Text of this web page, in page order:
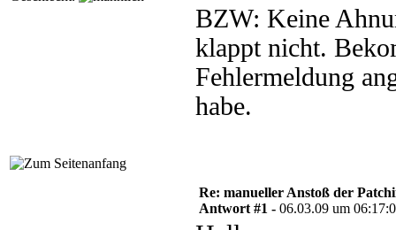
BZW: Keine
klappt nicht.
Fehlermeldung
habe.
Re: manueller Anstoß der
Antwort #1 - 06.03.09 um